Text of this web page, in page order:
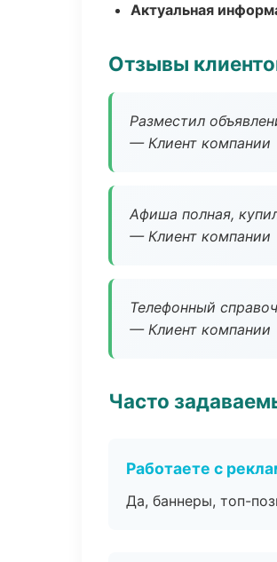
Актуальная
Отзывы
Разместил
— Клиент компании
Афиша полная,
— Клиент компании
Телефонный
— Клиент компании
Часто
Работаете с
Да, баннеры, топ-